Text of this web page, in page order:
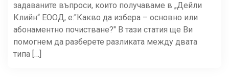
задаваните въпроси, които получаваме в „Дейли
Клийн“ ЕООД, е:"Какво да избера – основно или
абонаментно почистване?" В тази статия ще Ви
помогнем да разберете разликата между двата
типа […]